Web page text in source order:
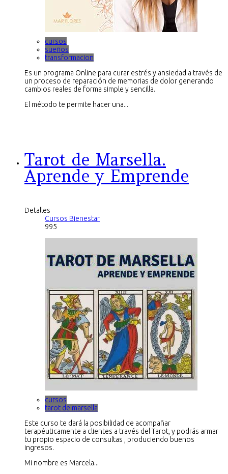
cursos
sueños
transformacion
Es un programa Online para curar estrés y ansiedad a través de
un proceso de reparación de memorias de dolor generando
cambios reales de forma simple y sencilla.
El método te permite hacer una...
Tarot de Marsella.
Aprende y Emprende
Detalles
Cursos Bienestar
995
cursos
tarot de marsella
Este curso te dará la posibilidad de acompañar
terapéuticamente a clientes a través del Tarot, y podrás armar
tu propio espacio de consultas , produciendo buenos
ingresos.
Mi nombre es Marcela...